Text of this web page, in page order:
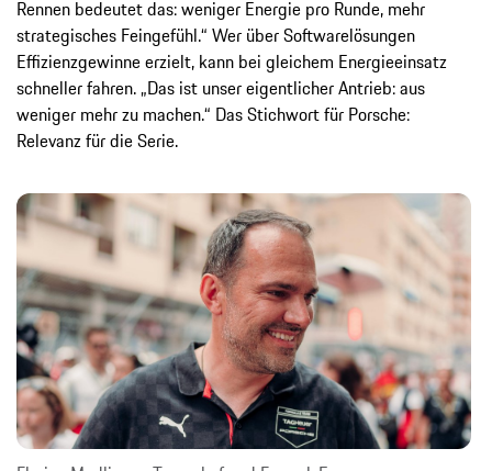
Rennen bedeutet das: weniger Energie pro Runde, mehr
strategisches Feingefühl.“ Wer über Softwarelösungen
Effizienzgewinne erzielt, kann bei gleichem Energieeinsatz
schneller fahren. „Das ist unser eigentlicher Antrieb: aus
weniger mehr zu machen.“ Das Stichwort für Porsche:
Relevanz für die Serie.